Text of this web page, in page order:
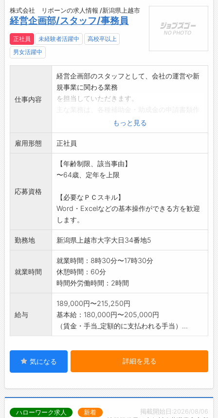
株式会社 リボーンの求人情報 /新潟県上越市
経営企画部/スタッフ/事務員
正社員 未経験者活躍中
高校卒以上
男女活躍中
仕事内容
経営企画部のスタッフとして、会社の運営や新
規事業に関わる業務
を担当していただきます。
成および申請業務、
新規事業に関する情報収集・リサーチ、各種資
料・企画書などの書
類作成です。
他に新潟県への各種申請・届出、補助金の申請
や実績報告書の作成
要な事務業務もあり
ます。
※パソコンを使用した業務が中心となるため、
Word・Excelなどの基本操作ができる方を歓迎
します。
る業務
もっと見る
雇用形態 正社員
応募資格
【年齢制限、該当事由】
〜64歳、定年を上限
【必要なＰＣスキル】
Word・Excelなどの基本操作ができる方を歓迎
します。
勤務地 新潟県上越市大字大日34番地5
就業時間
就業時間：8時30分〜17時30分
休憩時間：60分
時間外労働時間：2時間
給与
189,000円〜215,250円
基本給：180,000円〜205,000円
（賃金・手当_定額的に支払われる手当）...
気になる 詳細を見る
掲載開始日:2026/08/06
ハローワーク求人 新着